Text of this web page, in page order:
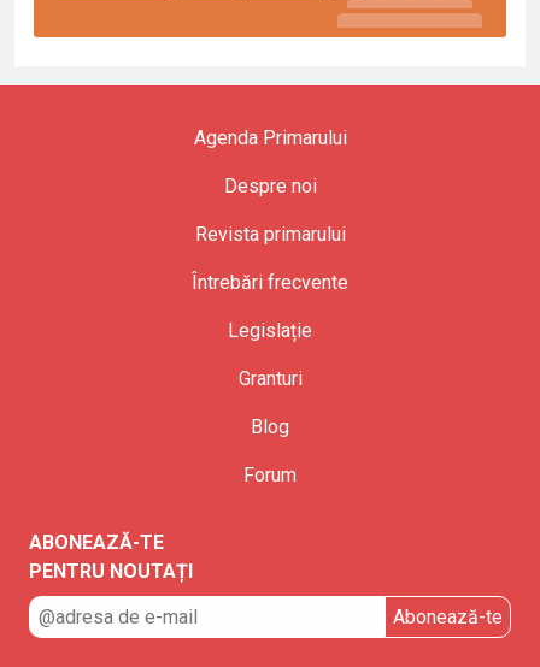
Agenda Primarului
Despre noi
Revista primarului
Întrebări frecvente
Legislație
Granturi
Blog
Forum
ABONEAZĂ-TE
PENTRU NOUTAȚI